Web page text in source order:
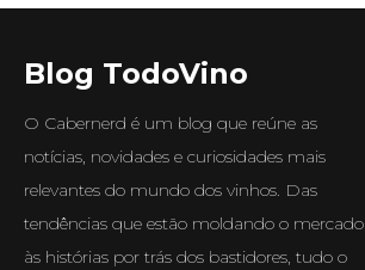
Blog TodoVino
O Cabernerd é um blog que reúne as
notícias, novidades e curiosidades mais
relevantes do mundo dos vinhos. Das
tendências que estão moldando o mercado
às histórias por trás dos bastidores, tudo o